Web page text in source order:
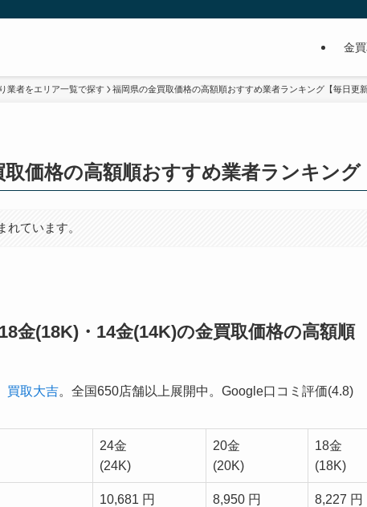
金
業者をエリア一覧で探す 福岡県の金買取価格の高額順おすすめ業者ランキング【毎日更新
価格の高額順おすすめ業者ランキング
ています。
金(18K)・14金(14K)の金買取価格の高額順
買取大吉。全国650店舗以上展開中。Google口コミ評価(4.8)
24金
(24K)
20金
(20K)
18金
(18K)
10,681 円 8,950 円 8,227 円